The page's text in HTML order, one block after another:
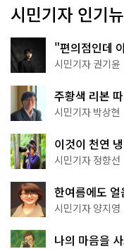
시민기자 인기
"편의점인데
한 편의점의 정
시민기자 권기윤
주황색 리본
서울둘레길 15
시민기자 박상현
이것이 천연
나볼까
시민기자 정향선
한여름에도
천국이네~
시민기자 양지영
나의 마음을